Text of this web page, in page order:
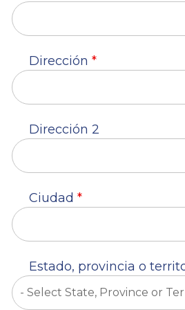
Dirección *
Dirección 2
Ciudad *
Estado, provincia o